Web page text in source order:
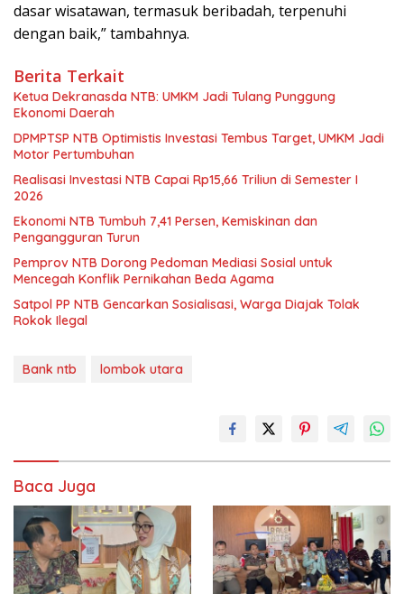
dasar wisatawan, termasuk beribadah, terpenuhi
dengan baik,” tambahnya.
Berita Terkait
Ketua Dekranasda NTB: UMKM Jadi Tulang Punggung
Ekonomi Daerah
DPMPTSP NTB Optimistis Investasi Tembus Target, UMKM Jadi
Motor Pertumbuhan
Realisasi Investasi NTB Capai Rp15,66 Triliun di Semester I
2026
Ekonomi NTB Tumbuh 7,41 Persen, Kemiskinan dan
Pengangguran Turun
Pemprov NTB Dorong Pedoman Mediasi Sosial untuk
Mencegah Konflik Pernikahan Beda Agama
Satpol PP NTB Gencarkan Sosialisasi, Warga Diajak Tolak
Rokok Ilegal
Bank ntb lombok utara
Baca Juga